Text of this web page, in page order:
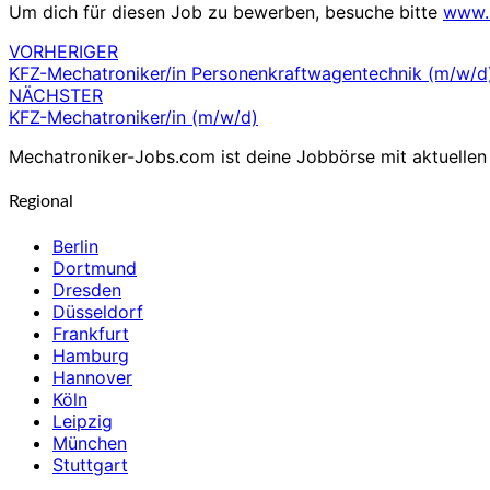
Um dich für diesen Job zu bewerben, besuche bitte
Beitragsnavigation
VORHERIGER
KFZ-Mechatroniker/in Personenkraftwagentechnik (m/w/
NÄCHSTER
KFZ-Mechatroniker/in (m/w/d)
Mechatroniker-Jobs.com ist deine Jobbörse mit
Regional
Berlin
Dortmund
Dresden
Düsseldorf
Frankfurt
Hamburg
Hannover
Köln
Leipzig
München
Stuttgart